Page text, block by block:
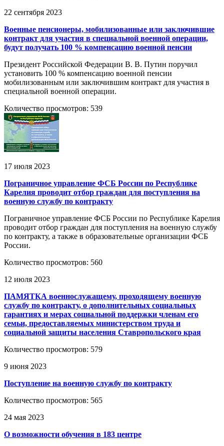
22 сентября 2023
Военные пенсионеры, мобилизованные или заключившие
контракт для участия в специальной военной операции,
будут получать 100 % компенсацию военной пенсии
Президент Российской Федерации В. В. Путин поручил
установить 100 % компенсацию военной пенсии
мобилизованным или заключившим контракт для участия в
специальной военной операции.
Количество просмотров: 539
17 июля 2023
Пограничное управление ФСБ России по Республике
Карелия проводит отбор граждан для поступления на
военную службу по контракту
Пограничное управление ФСБ России по Республике Карелия
проводит отбор граждан для поступления на военную службу
по контракту, а также в образовательные организации ФСБ
России.
Количество просмотров: 560
12 июля 2023
ПАМЯТКА военнослужащему, проходящему военную
службу по контракту, о дополнительных социальных
гарантиях и мерах социальной поддержки членам его
семьи, предоставляемых министерством труда и
социальной защиты населения Ставропольского края
Количество просмотров: 579
9 июня 2023
Поступление на военную службу по контракту
Количество просмотров: 565
24 мая 2023
О возможности обучения в 183 центре